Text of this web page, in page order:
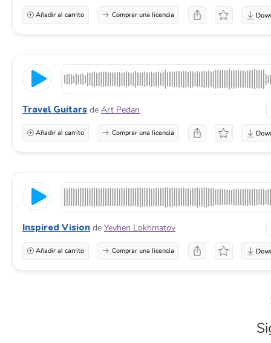
Añadir al carrito Comprar una licencia
Travel Guitars de Art Pedan
Añadir al carrito Comprar una licencia
Inspired Vision de Yevhen Lokhmatov
Añadir al carrito Comprar una licencia